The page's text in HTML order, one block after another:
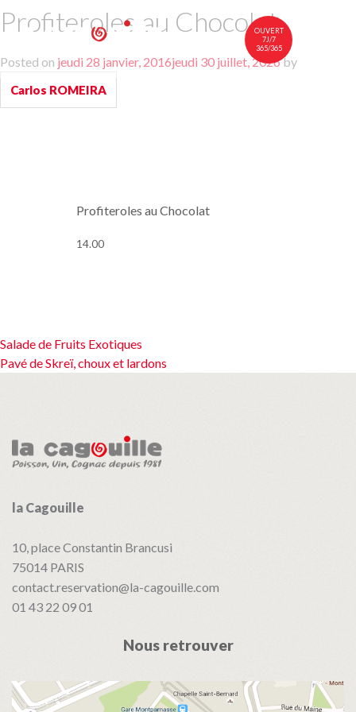
OUVERT
7J/7
365/365
À TABLE
Profiteroles au Chocolat
Posted on jeudi 28 janvier, 2016jeudi 30 juillet, 2026by
Carlos ROMEIRA
Profiteroles au Chocolat
14.00
Navigation
de
Salade de Fruits Exotiques
Pavé de Skreï, choux et lardons
la Cagouille
10, place Constantin Brancusi
75014 PARIS
contact.reservation@la-cagouille.com
01 43 22 09 01
Nous retrouver